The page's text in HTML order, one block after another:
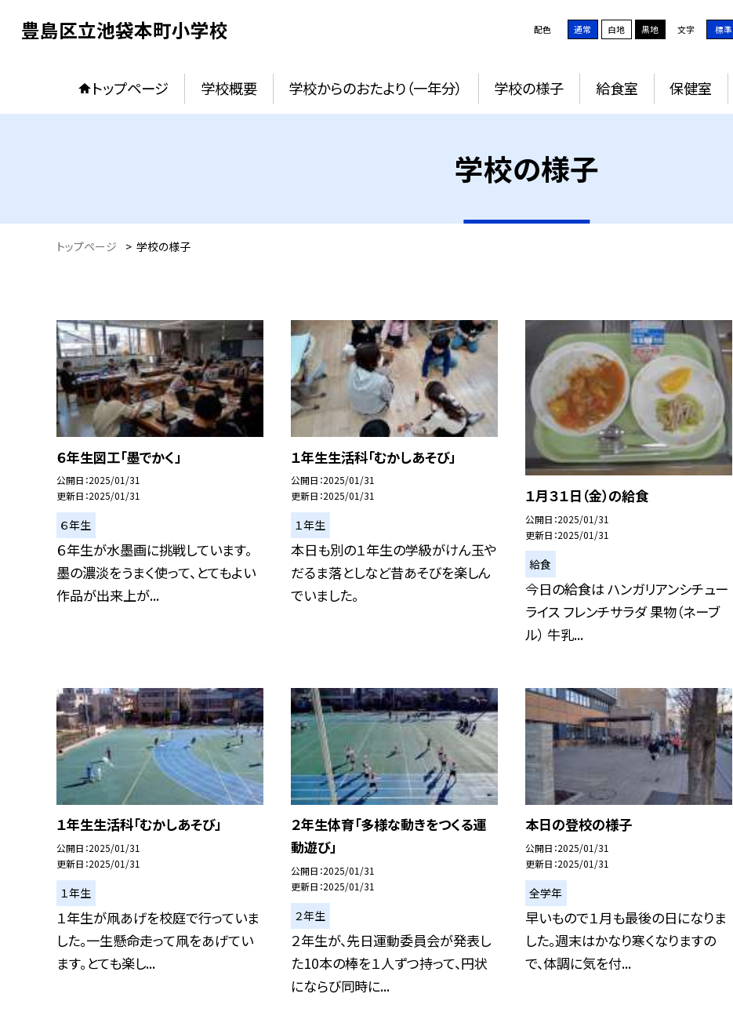
豊島区立池袋本町小学校 配色 通常 白地 黒地 文字 標準
トップページ 学校概要 学校からのおたより（一年分） 学校の様子 給食室 保健室
学校の様子
トップページ > 学校の様子
６年生図工「墨でかく」
公開日 2025/01/31
更新日 2025/01/31
６年生
６年生が水墨画に挑戦しています。
墨の濃淡をうまく使って、とてもよい
作品が出来上が...
１年生生活科「むかしあそび」
公開日 2025/01/31
更新日 2025/01/31
１年生
本日も別の１年生の学級がけん玉や
だるま落としなど昔あそびを楽しん
でいました。
１月３１日（金）の給食
公開日 2025/01/31
更新日 2025/01/31
給食
今日の給食は ハンガリアンシチュー
ライス フレンチサラダ 果物（ネーブ
ル） 牛乳...
１年生生活科「むかしあそび」
公開日 2025/01/31
更新日 2025/01/31
１年生
１年生が凧あげを校庭で行っていま
した。一生懸命走って凧をあげてい
ます。とても楽し...
２年生体育「多様な動きをつくる運
動遊び」
公開日 2025/01/31
更新日 2025/01/31
２年生
２年生が、先日運動委員会が発表し
た10本の棒を１人ずつ持って、円状
にならび同時に...
本日の登校の様子
公開日 2025/01/31
更新日 2025/01/31
全学年
早いもので１月も最後の日になりま
した。週末はかなり寒くなりますの
で、体調に気を付...